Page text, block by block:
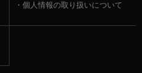
個人情報の取り扱いについて